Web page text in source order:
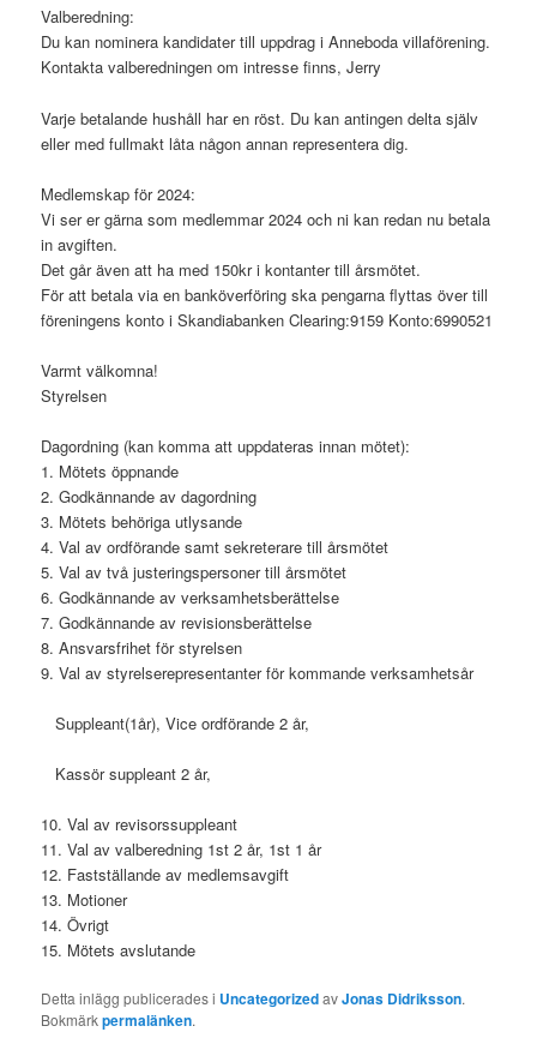
Valberedning:
Du kan nominera kandidater till uppdrag i Anneboda villaförening.
Kontakta valberedningen om intresse finns, Jerry
Varje betalande hushåll har en röst. Du kan antingen delta själv
eller med fullmakt låta någon annan representera dig.
Medlemskap för 2024:
Vi ser er gärna som medlemmar 2024 och ni kan redan nu betala
in avgiften.
Det går även att ha med 150kr i kontanter till årsmötet.
För att betala via en banköverföring ska pengarna flyttas över till
föreningens konto i Skandiabanken Clearing:9159 Konto:6990521
Varmt välkomna!
Styrelsen
Dagordning (kan komma att uppdateras innan mötet):
1. Mötets öppnande
2. Godkännande av dagordning
3. Mötets behöriga utlysande
4. Val av ordförande samt sekreterare till årsmötet
5. Val av två justeringspersoner till årsmötet
6. Godkännande av verksamhetsberättelse
7. Godkännande av revisionsberättelse
8. Ansvarsfrihet för styrelsen
9. Val av styrelserepresentanter för kommande verksamhetsår
Suppleant(1år), Vice ordförande 2 år,
Kassör suppleant 2 år,
10. Val av revisorssuppleant
11. Val av valberedning 1st 2 år, 1st 1 år
12. Fastställande av medlemsavgift
13. Motioner
14. Övrigt
15. Mötets avslutande
Detta inlägg publicerades i UncategorizedavJonas Didriksson.
Bokmärkpermalänken.